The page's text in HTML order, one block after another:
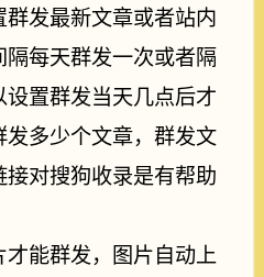
发最新文章或者站内
每天群发一次或者隔
置群发当天几点后才
多少个文章，群发文
对搜狗收录是有帮助
能群发，图片自动上